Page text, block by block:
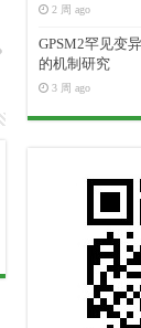
2 周 ago
GPSM2罕见变
的机制研究
3 周 ago